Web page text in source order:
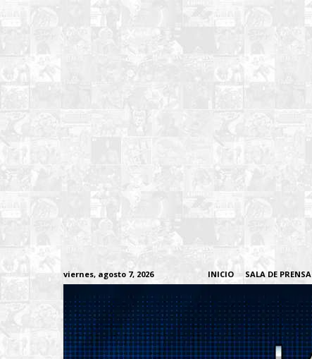
viernes, agosto 7, 2026 INICIO SALA DE PRENSA